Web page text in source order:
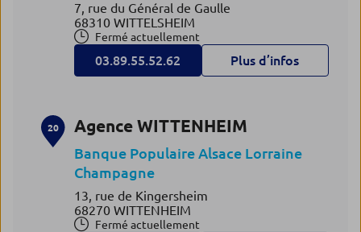
7, rue du Général de Gaulle
68310 WITTELSHEIM
Fermé actuellement
03.89.55.52.62 Plus d’infos
20 Agence WITTENHEIM
Banque Populaire Alsace Lorraine
Champagne
13, rue de Kingersheim
68270 WITTENHEIM
Fermé actuellement